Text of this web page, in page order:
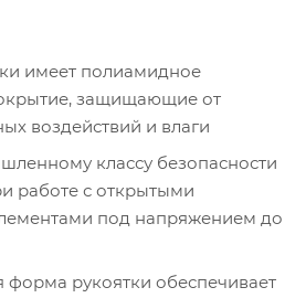
имеет полиамидное
защищающие от
воздействий и влаги
классу безопасности
работе с открытыми
под напряжением до
форма рукоятки обеспечивает